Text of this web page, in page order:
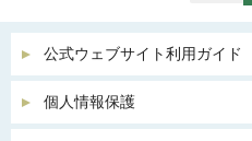
公式ウェブサイト利用ガイド
個人情報保護